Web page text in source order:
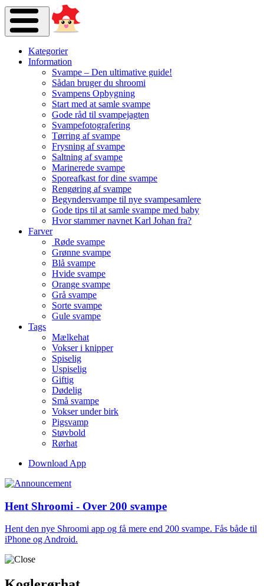
Kategorier
Information
Svampe – Den ultimative guide!
Sådan bruger du shroomi
Svampens Opbygning
Start med at samle svampe
Gode råd til svampejagten
Svampefotografering
Tørring af svampe
Frysning af svampe
Saltning af svampe
Marinerede svampe
Sporeafkast for dine svampe
Rengøring af svampe
Begyndersvampe til nye svampesamlere
Gode tips til at samle svampe med baby
Hvor stammer navnet Karl Johan fra?
Farver
Røde svampe
Grønne svampe
Blå svampe
Hvide svampe
Orange svampe
Grå svampe
Sorte svampe
Gule svampe
Tags
Mælkehat
Vokser i knipper
Spiselig
Uspiselig
Giftig
Dødelig
Små svampe
Vokser under birk
Pigsvamp
Støvbold
Rørhat
Download App
Hent Shroomi - Over 200 svampe
Hent den nye Shroomi app og få mere end 200 svampe. Fås både til
iPhone og Android.